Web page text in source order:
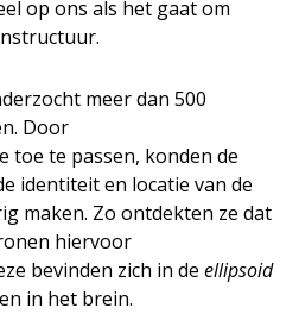
op ons als het gaat om
meer dan 500
Door
toe te passen, konden de
identiteit en locatie van de
maken. Zo ontdekten ze dat
hiervoor
bevinden zich in de ellipsoid
in het brein.